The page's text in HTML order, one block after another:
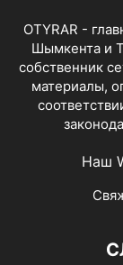
OTYRAR -
Шымкента и
собственник
материалы,
Наш